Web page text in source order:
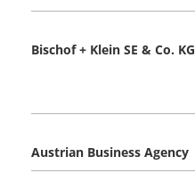
Bischof + Klein SE & Co. KG
Austrian Business Agency